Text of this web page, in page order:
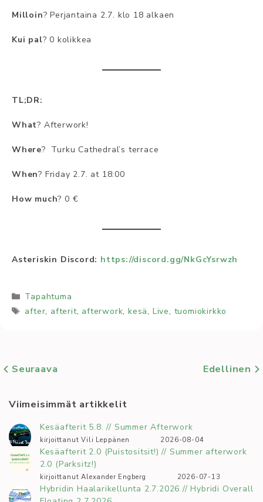
Milloin? Perjantaina 2.7. klo 18 alkaen
Kui pal? 0 kolikkea
TL;DR:
What? Afterwork!
Where? Turku Cathedral’s terrace
When? Friday 2.7. at 18:00
How much? 0 €
Asteriskin Discord: https://discord.gg/NkGcYsrwzh
Kategoriat
Tapahtuma
Avainsanat
after, afterit, afterwork,kesä, Live, tuomiokirkko
Seuraava Edellinen
Viimeisimmät artikkelit
Kesäafterit 5.8. // Summer Afterwork
kirjoittanut Vili Leppänen 2026-08-04
Kesäafterit 2.0 (Puistositsit!) // Summer afterwork
2.0 (Parksitz!)
kirjoittanut Alexander Engberg 2026-07-13
Hybridin Haalarikellunta 2.7.2026 // Hybridi Overall